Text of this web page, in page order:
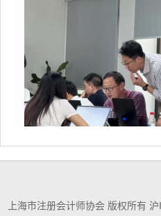
上海市注册会计师协会 版权所有 沪